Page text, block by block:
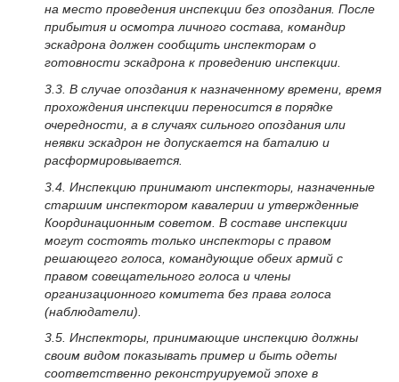
на место проведения инспекции без опоздания. После
прибытия и осмотра личного состава, командир
эскадрона должен сообщить инспекторам о
готовности эскадрона к проведению инспекции.
3.3. В случае опоздания к назначенному времени, время
прохождения инспекции переносится в порядке
очередности, а в случаях сильного опоздания или
неявки эскадрон не допускается на баталию и
расформировывается.
3.4. Инспекцию принимают инспекторы, назначенные
старшим инспектором кавалерии и утвержденные
Координационным советом. В составе инспекции
могут состоять только инспекторы с правом
решающего голоса, командующие обеих армий с
правом совещательного голоса и члены
организационного комитета без права голоса
(наблюдатели).
3.5. Инспекторы, принимающие инспекцию должны
своим видом показывать пример и быть одеты
соответственно реконструируемой эпохе в